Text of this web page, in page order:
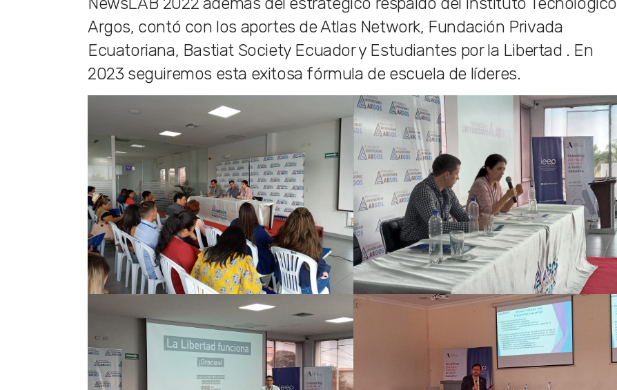
Argos, contó con los aportes de Atlas Network, Fundación Privada
Ecuatoriana, Bastiat Society Ecuador y Estudiantes por la Libertad . En
2023 seguiremos esta exitosa fórmula de escuela de líderes.